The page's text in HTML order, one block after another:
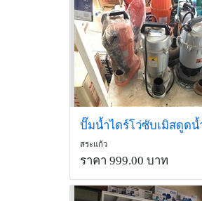
สระแก้ว
ราคา 999.00 บาท